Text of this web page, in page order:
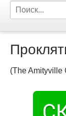
(The Amityville